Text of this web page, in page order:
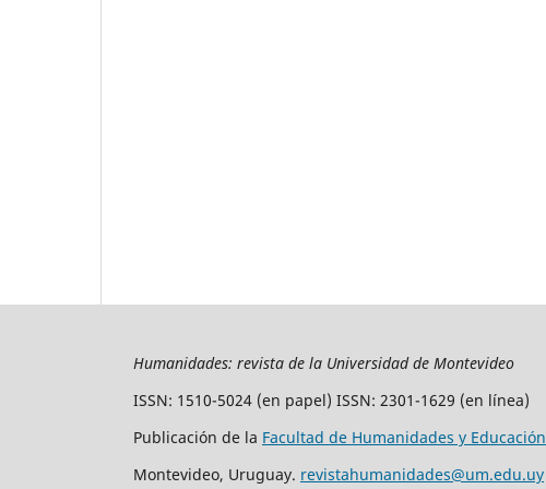
Humanidades: revista de la Universidad de Montevideo
ISSN: 1510-5024 (en papel) ISSN: 2301-1629 (en línea)
Publicación de la Facultad de Humanidades y Educación
Montevideo, Uruguay. revistahumanidades@um.edu.uy